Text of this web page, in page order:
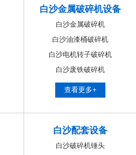
白沙金属破碎机设备
白沙金属破碎机
白沙油漆桶破碎机
白沙电机转子破碎机
白沙废铁破碎机
查看更多+
白沙配套设备
白沙破碎机锤头